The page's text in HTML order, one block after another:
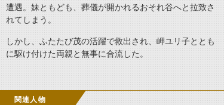
遭遇。妹ともども、葬儀が開かれるおそれ谷へと拉致さ
れてしまう。
しかし、ふたたび茂の活躍で救出され、岬ユリ子ととも
に駆け付けた両親と無事に合流した。
関連人物